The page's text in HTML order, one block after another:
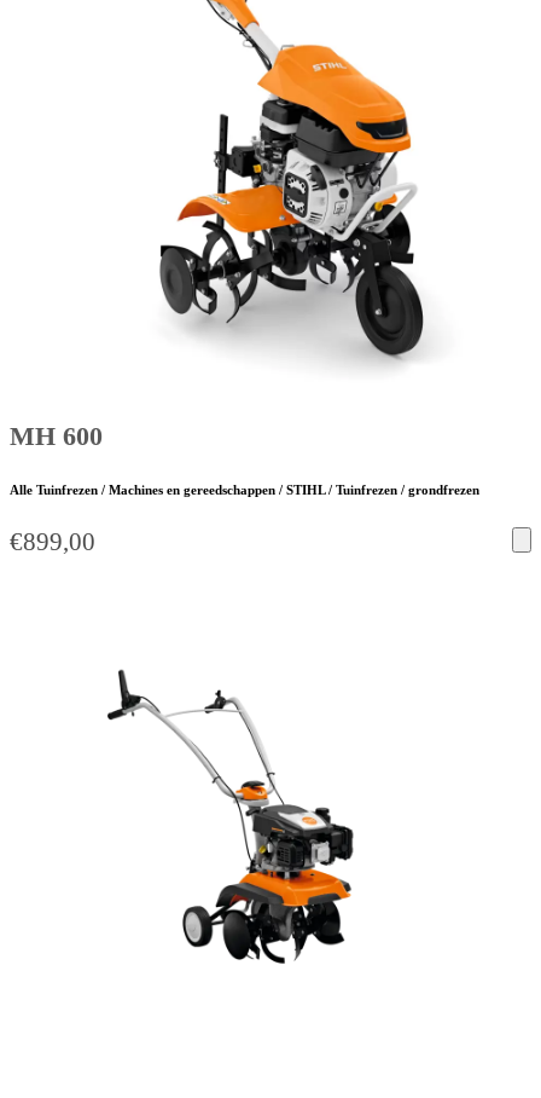
MH 600
Alle Tuinfrezen / Machines en gereedschappen / STIHL / Tuinfrezen / grondfrezen
€899,00